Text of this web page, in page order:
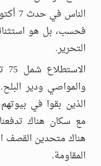
فحسب، بل هو
التحرير.
والمواصي ودير
الذين بقوا في
مع سكان هناك
هناك متحدين القصف
المقاومة.